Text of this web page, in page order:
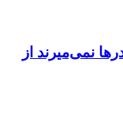
نمی‌میرند از